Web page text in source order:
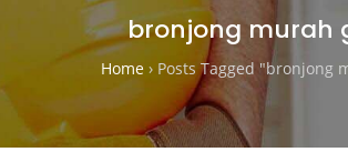
bronjong murah
Home› Posts Tagged "bronjong